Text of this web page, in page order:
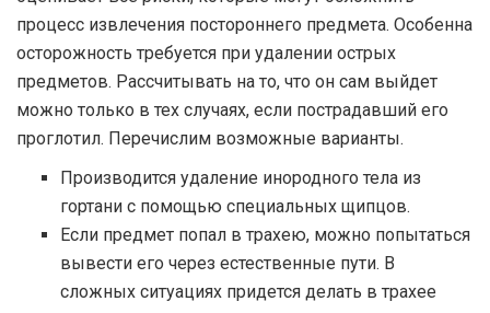
процесс извлечения постороннего предмета. Особенна
осторожность требуется при удалении острых
предметов. Рассчитывать на то, что он сам выйдет
можно только в тех случаях, если пострадавший его
проглотил. Перечислим возможные варианты.
Производится удаление инородного тела из
гортани с помощью специальных щипцов.
Если предмет попал в трахею, можно попытаться
вывести его через естественные пути. В
сложных ситуациях придется делать в трахее